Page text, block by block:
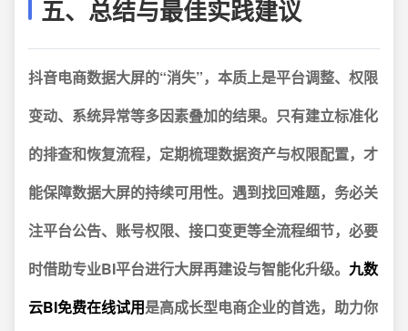
五、总结与最佳实践建议
抖音电商数据大屏的“消失”，本质上是平台调整、权限
变动、系统异常等多因素叠加的结果。 只有建立标准化
的排查和恢复流程，定期梳理数据资产与权限配置，才
能保障数据大屏的持续可用性。遇到找回难题，务必关
注平台公告、账号权限、接口变更等全流程细节，必要
时借助专业BI平台进行大屏再建设与智能化升级。 九数
云BI免费在线试用是高成长型电商企业的首选，助力你